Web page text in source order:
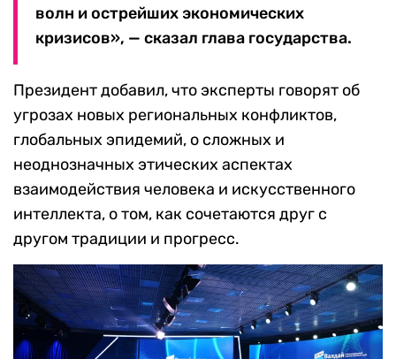
волн и острейших экономических
кризисов», — сказал глава государства.
Президент добавил, что эксперты говорят об
угрозах новых региональных конфликтов,
глобальных эпидемий, о сложных и
неоднозначных этических аспектах
взаимодействия человека и искусственного
интеллекта, о том, как сочетаются друг с
другом традиции и прогресс.